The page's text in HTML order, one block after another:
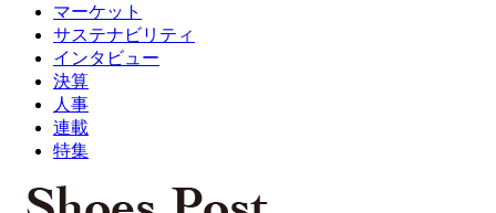
マーケット
サステナビリティ
インタビュー
決算
人事
連載
特集